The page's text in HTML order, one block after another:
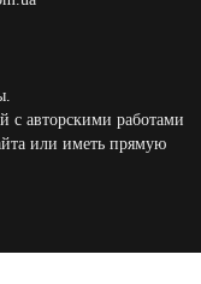
с авторскими работами
или иметь прямую